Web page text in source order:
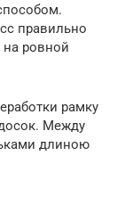
правильно
на ровной
рамку
Между
длиною